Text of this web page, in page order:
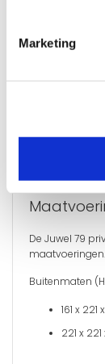
Marketing
Type slot:
De Juwel 79
batterijen.
De Juwel 79
maatvoeringen.
Buitenmaten
161 x
221 x